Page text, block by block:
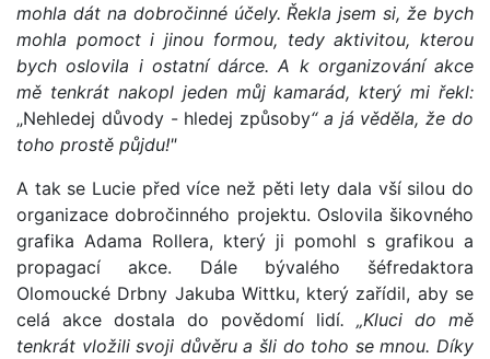
mohla dát na dobročinné účely. Řekla jsem si, že bych
mohla pomoct i jinou formou, tedy aktivitou, kterou
bych oslovila i ostatní dárce. A k organizování akce
mě tenkrát nakopl jeden můj kamarád, který mi řekl:
„Nehledej důvody - hledej způsoby“ a já věděla, že do
toho prostě půjdu!"
A tak se Lucie před více než pěti lety dala vší silou do
organizace dobročinného projektu. Oslovila šikovného
grafika Adama Rollera, který ji pomohl s grafikou a
propagací akce. Dále bývalého šéfredaktora
Olomoucké Drbny Jakuba Wittku, který zařídil, aby se
celá akce dostala do povědomí lidí. „Kluci do mě
tenkrát vložili svoji důvěru a šli do toho se mnou. Díky